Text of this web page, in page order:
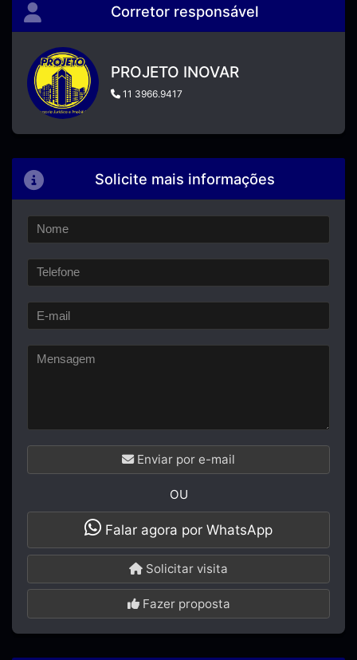
Corretor responsável
PROJETO INOVAR
11 3966.9417
Solicite mais informações
Enviar por e-mail
OU
Falar agora por WhatsApp
Solicitar visita
Fazer proposta